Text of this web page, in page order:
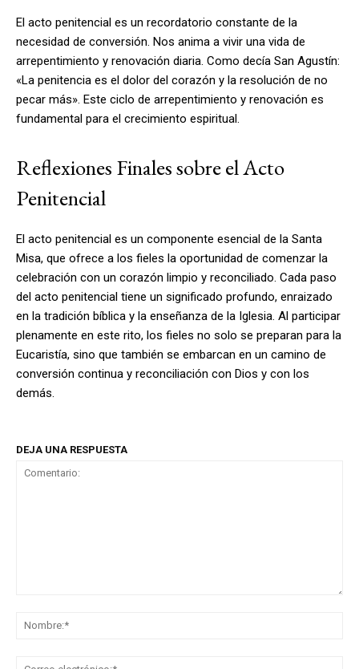
El acto penitencial es un recordatorio constante de la
necesidad de conversión. Nos anima a vivir una vida de
arrepentimiento y renovación diaria. Como decía San Agustín:
«La penitencia es el dolor del corazón y la resolución de no
pecar más». Este ciclo de arrepentimiento y renovación es
fundamental para el crecimiento espiritual.
Reflexiones Finales sobre el Acto
Penitencial
El acto penitencial es un componente esencial de la Santa
Misa, que ofrece a los fieles la oportunidad de comenzar la
celebración con un corazón limpio y reconciliado. Cada paso
del acto penitencial tiene un significado profundo, enraizado
en la tradición bíblica y la enseñanza de la Iglesia. Al participar
plenamente en este rito, los fieles no solo se preparan para la
Eucaristía, sino que también se embarcan en un camino de
conversión continua y reconciliación con Dios y con los
demás.
DEJA UNA RESPUESTA